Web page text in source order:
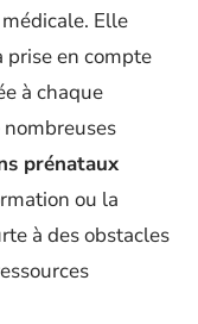
Elle
prise en compte
à chaque
prénataux
ou la
à des obstacles